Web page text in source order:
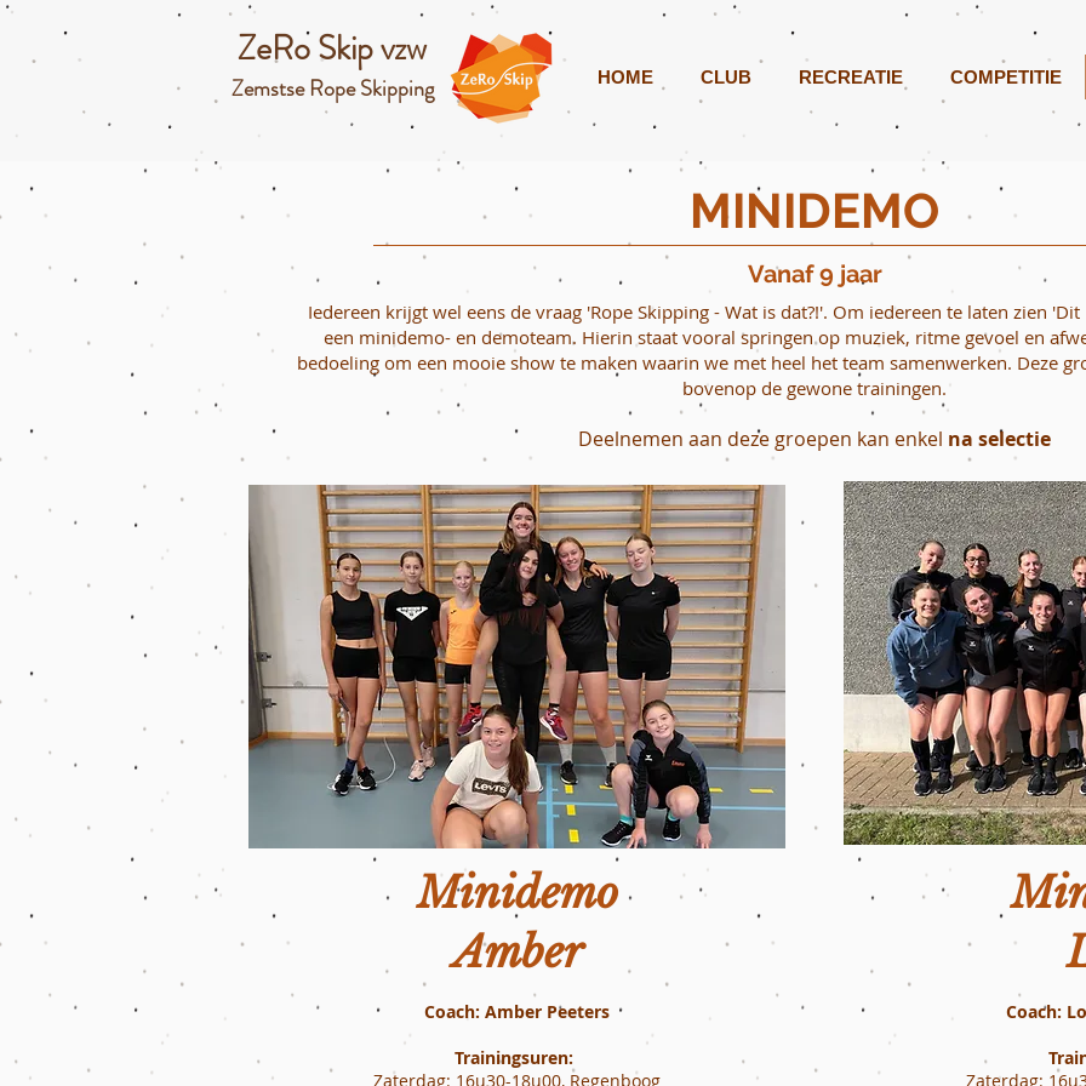
ZeRo Skip vzw
Zemstse Rope Skipping HOME CLUB RECREATIE COMPETITIE
MINIDEMO
Vanaf 9 jaar
Iedereen krijgt wel eens de vraag 'Rope Skipping - Wat is dat?!'. Om iedereen te laten zien
een minidemo- en demoteam. Hierin staat vooral springen op muziek, ritme gevoel en
bedoeling om een mooie show te maken waarin we met heel het team samenwerken. Deze
bovenop de gewone trainingen.
Deelnemen aan deze groepen kan enkel na selectie
Minidemo
Amber
Coach: Amber Peeters
Trainingsuren:
Zaterdag: 16u30-18u00, Regenboog
Coach:
Zaterdag: